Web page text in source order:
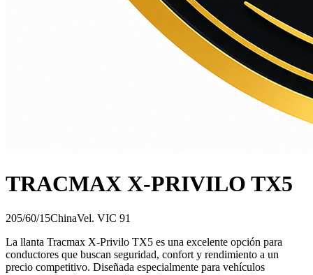
TRACMAX X-PRIVILO TX5
205/60/15ChinaVel. VIC 91
La llanta Tracmax X-Privilo TX5 es una excelente opción para
conductores que buscan seguridad, confort y rendimiento a un
precio competitivo. Diseñada especialmente para vehículos